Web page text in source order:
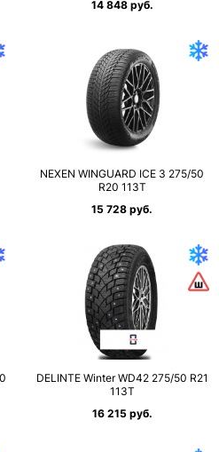
14 848 руб.
NEXEN WINGUARD ICE 3 275/50
R20 113T
15 728 руб.
DELINTE Winter WD42 275/50 R21
113T
16 215 руб.